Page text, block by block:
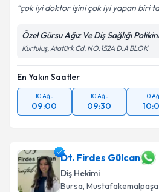
çok iyi doktor işini çok iyi yapan biri
Özel Gürsu Ağız Ve Diş Sağlığı
Kurtuluş, Atatürk Cd. NO:152A D:A BLOK
En Yakın Saatler
10 Ağu
09:00
10 Ağu
09:30
10
Dt. Firdes Gülcan
Diş Hekimi
Bursa, Mustafakemalpaşa